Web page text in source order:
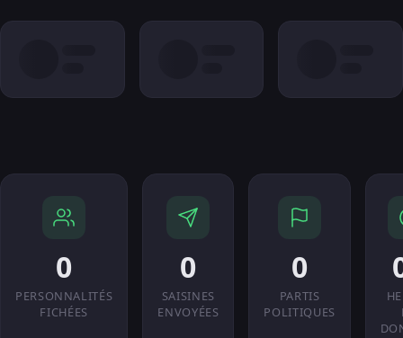
0
PERSONNALITÉS
FICHÉES
0
SAISINES
ENVOYÉES
0
PARTIS
POLITIQUES